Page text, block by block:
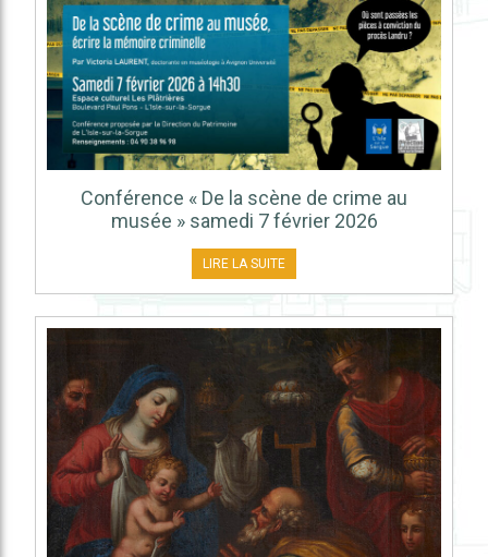
Conférence « De la scène de crime au
musée » samedi 7 février 2026
LIRE LA SUITE